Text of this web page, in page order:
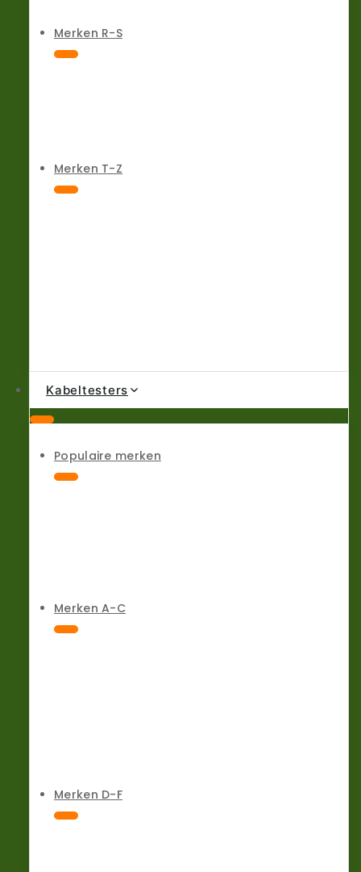
Merken R-S
Merken T-Z
Kabeltesters
Populaire merken
Merken A-C
Merken D-F